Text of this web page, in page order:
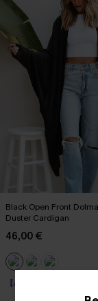
Black Open Front
Duster Cardigan
46,00 €
【AG18】2 met 10%